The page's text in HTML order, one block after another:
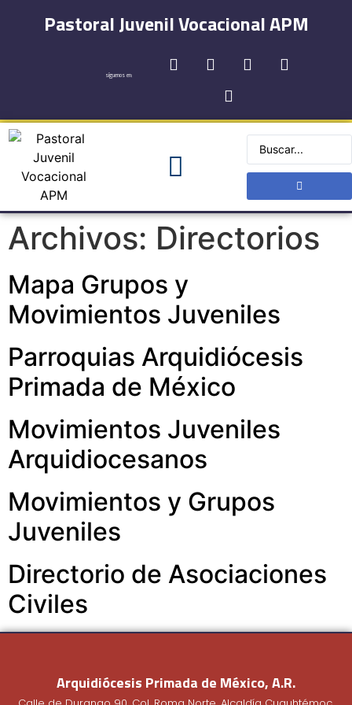
Pastoral Juvenil Vocacional APM
síguenos en:
Archivos: Directorios
Mapa Grupos y
Movimientos Juveniles
Parroquias Arquidiócesis
Primada de México
Movimientos Juveniles
Arquidiocesanos
Movimientos y Grupos
Juveniles
Directorio de Asociaciones
Civiles
Arquidiócesis Primada de México, A.R.